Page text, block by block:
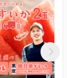
業者の方も数多
ください やちよ
や返礼品の発掘
通じて、八千代